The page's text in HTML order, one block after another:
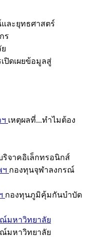
ละยุทธศาสตร์
ร
เปิดเผยข้อมูลสู่
เหตุผลที่...ทำไมต้อง
ริจาคอิเล็กทรอนิกส์
ฯ กองทุนจุฬาลงกรณ์
กองทุนภูมิคุ้มกันบำบัด
ณ์มหาวิทยาลัย
ณ์มหาวิทยาลัย